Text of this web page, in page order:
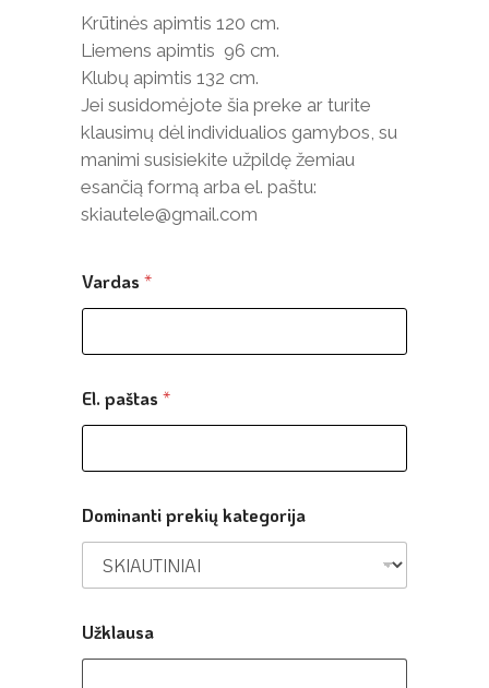
Krūtinės apimtis 120 cm.
Liemens apimtis 96 cm.
Klubų apimtis 132 cm.
Jei susidomėjote šia preke ar turite
klausimų dėl individualios gamybos, su
manimi susisiekite užpildę žemiau
esančią formą arba el. paštu:
skiautele@gmail.com
Vardas *
El. paštas *
Dominanti prekių kategorija
Užklausa